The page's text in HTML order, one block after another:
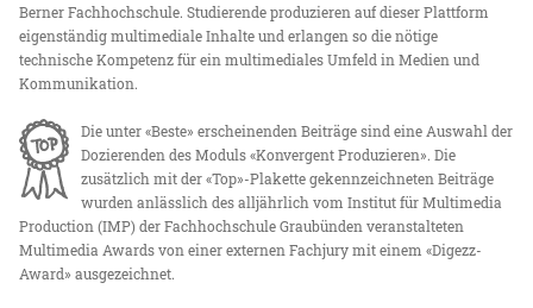
Berner Fachhochschule. Studierende produzieren auf dieser Plattform
eigenständig multimediale Inhalte und erlangen so die nötige
technische Kompetenz für ein multimediales Umfeld in Medien und
Kommunikation.
Die unter «Beste» erscheinenden Beiträge sind eine Auswahl der
Dozierenden des Moduls «Konvergent Produzieren». Die
zusätzlich mit der «Top»-Plakette gekennzeichneten Beiträge
wurden anlässlich des alljährlich vom Institut für Multimedia
Production (IMP) der Fachhochschule Graubünden veranstalteten
Multimedia Awards von einer externen Fachjury mit einem «Digezz-
Award» ausgezeichnet.